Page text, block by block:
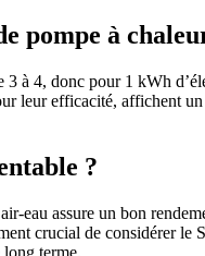
pompe à
à 4, donc pour 1 kWh
leur efficacité, affichent
?
eau assure un bon
crucial de considérer
long terme.